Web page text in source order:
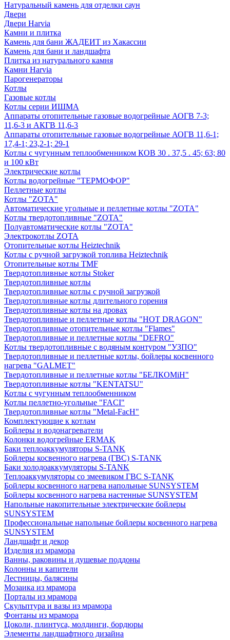
Натуральный камень для отделки саун
Двери
Двери Harvia
Камни и плитка
Камень для бани ЖАДЕИТ из Хакассии
Камень для бани и ландшафта
Плитка из натурального камня
Камни Harvia
Парогенераторы
Котлы
Газовые котлы
Котлы серии ИШМА
Аппараты отопительные газовые водогрейные АОГВ 7-3;
11,6-3 и АКГВ 11,6-3
Аппараты отопительные газовые водогрейные АОГВ 11,6-1;
17,4-1; 23,2-1; 29-1
Котлы с чугунным теплообменником КОВ 30 . 37,5 . 45; 63; 80
и 100 кВт
Электрические котлы
Котлы водогрейные "ТЕРМОФОР"
Пеллетные котлы
Котлы "ZOTA"
Автоматические угольные и пеллетные котлы "ZOTA"
Котлы твердотопливные "ZOTA"
Полуавтоматические котлы "ZOTA"
Электрокотлы ZOTA
Отопительные котлы Heiztechnik
Котлы с ручной загрузкой топлива Heiztechnik
Отопительные котлы TMF
Твердотопливные котлы Stoker
Твердотопливные котлы
Твердотопливные котлы с ручной загрузкой
Твердотопливные котлы длительного горения
Твердотопливные котлы на дровах
Твердотопливные и пеллетные котлы "HOT DRAGON"
Твердотопливные отопительные котлы "Flames"
Твердотопливные и пеллетные котлы "DEFRO"
Котлы твердотопливные с водяным контуром "УЗПО"
Твердотопливные и пеллетные котлы, бойлеры косвенного
нагрева "GALMET"
Твердотопливные и пеллетные котлы "БЕЛКОМiН"
Твердотопливные котлы "KENTATSU"
Котлы с чугунным теплообменником
Котлы пеллетно-угольные "FACI"
Твердотопливные котлы "Metal-FacH"
Комплектующие к котлам
Бойлеры и водонагреватели
Колонки водогрейные ERMAK
Баки теплоаккумуляторы S-TANK
Бойлеры косвенного нагрева (ГВС) S-TANK
Баки холодоаккумуляторы S-TANK
Теплоаккумуляторы со змеевиком ГВС S-TANK
Бойлеры косвенного нагрева напольные SUNSYSTEM
Бойлеры косвенного нагрева настенные SUNSYSTEM
Напольные накопительные электрические бойлеры
SUNSYSTEM
Профессиональные напольные бойлеры косвенного нагрева
SUNSYSTEM
Ландшафт и декор
Изделия из мрамора
Ванны, раковины и душевые поддоны
Колонны и капители
Лестницы, балясины
Мозаика из мрамора
Порталы из мрамора
Скульптура и вазы из мрамора
Фонтаны из мрамора
Цоколи, плинтуса, молдинги, бордюры
Элементы ландшафтного дизайна